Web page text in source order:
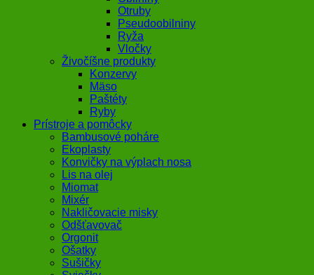
Otruby
Pseudoobilniny
Ryža
Vločky
Živočíšne produkty
Konzervy
Mäso
Paštéty
Ryby
Prístroje a pomôcky
Bambusové poháre
Ekoplasty
Konvičky na výplach nosa
Lis na olej
Miomat
Mixér
Nakličovacie misky
Odšťavovač
Orgonit
Ošatky
Sušičky